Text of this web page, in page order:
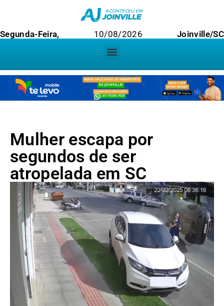
Segunda-Feira, 10/08/2026 Joinville/SC
Mulher escapa por
segundos de ser
atropelada em SC